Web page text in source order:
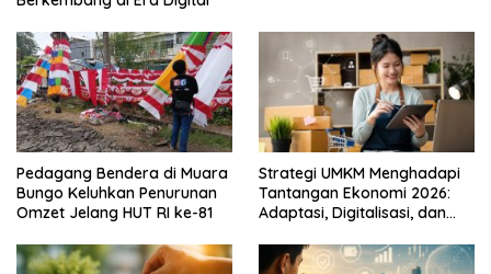
Pedagang Bendera di Muara
Bungo Keluhkan Penurunan
Omzet Jelang HUT RI ke-81
Strategi UMKM Menghadapi
Tantangan Ekonomi 2026:
Adaptasi, Digitalisasi, dan